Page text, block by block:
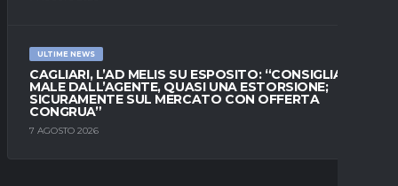
ULTIME NEWS
CAGLIARI, L’AD MELIS SU ESPOSITO: “CONSIGLIATO
MALE DALL’AGENTE, QUASI UNA ESTORSIONE;
SICURAMENTE SUL MERCATO CON OFFERTA
CONGRUA”
7 AGOSTO 2026